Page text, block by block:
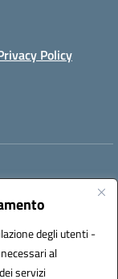
degli utenti -
al
servizi
Policy
istsc_ceis014005